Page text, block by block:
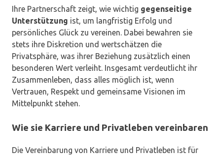
Ihre Partnerschaft zeigt, wie wichtig gegenseitige
Unterstützung ist, um langfristig Erfolg und
persönliches Glück zu vereinen. Dabei bewahren sie
stets ihre Diskretion und wertschätzen die
Privatsphäre, was ihrer Beziehung zusätzlich einen
besonderen Wert verleiht. Insgesamt verdeutlicht ihr
Zusammenleben, dass alles möglich ist, wenn
Vertrauen, Respekt und gemeinsame Visionen im
Mittelpunkt stehen.
Wie sie Karriere und Privatleben vereinbaren
Die Vereinbarung von Karriere und Privatleben ist für